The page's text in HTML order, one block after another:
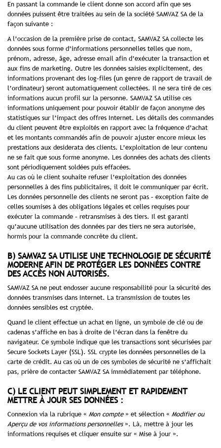
En passant la commande le client donne son accord afin que ses
données puissent être traitées au sein de la société SAMVAZ SA de la
façon suivante :
A l’occasion de la première prise de contact, SAMVAZ SA collecte les
données sous forme d’informations personnelles telles que nom,
prénom, adresse, âge, adresse email afin d’exécuter la transaction et
aux fins de marketing. Outre les données saisies explicitement, des
informations provenant des log-files (un genre de rapport de travail de
l’ordinateur) seront automatiquement collectées. Il ne sera tiré de ces
informations aucun profil sur la personne. SAMVAZ SA utilise ces
informations uniquement pour pouvoir établir de façon anonyme des
statistiques sur l’impact des offres Internet. Les détails des commandes
du client peuvent être exploités en rapport avec la fréquence d’achat
et les montants commandés afin de pouvoir ajuster encore mieux les
prestations aux desiderata des clients. L’exploitation de leur contenu
ne se fait que sous forme anonyme. Les données des achats des clients
sont périodiquement soldées puis effacées.
Au cas où le client souhaite refuser l’exploitation des données
personnelles à des fins publicitaires, il doit le communiquer par écrit.
Les données personnelle des clients ne seront pas – exception faite de
celles soumises à des obligations légales et celles requises pour
exécuter la commande – retransmises à des tiers. Il est garanti
qu’aucune utilisation des données par des tiers ne sera autorisée,
hormis pour la commande concrète du client.
B) SAMVAZ SA UTILISE UNE TECHNOLOGIE DE SÉCURITÉ
MODERNE AFIN DE PROTÉGER LES DONNÉES CONTRE
DES ACCÈS NON AUTORISÉS.
SAMVAZ SA ne peut endosser aucune responsabilité pour la sécurité des
données transmises dans Internet. La transmission de toutes les
données sensibles est cryptée.
Quand le client effectue un achat en ligne, un symbole de clé ou de
cadenas s’affiche en bas à droite de l’écran dans la fenêtre du
navigateur. Ce symbole indique que les transactions sont sécurisées par
Secure Sockets Layer (SSL). SSL crypte les données personnelles de la
carte de crédit. Au cas où un de ces symboles de sécurité ne s’affichait
pas, prière de contacter SAMVAZ SA immédiatement par téléphone.
C) LE CLIENT PEUT SIMPLEMENT ET RAPIDEMENT
METTRE À JOUR SES DONNÉES :
Connexion via la rubrique « Mon compte» et sélection « Modifier ou
Aperçu de vos informations personnelles». Là, mettre à jour les
informations requises et cliquer ensuite sur « Mise à jour ».